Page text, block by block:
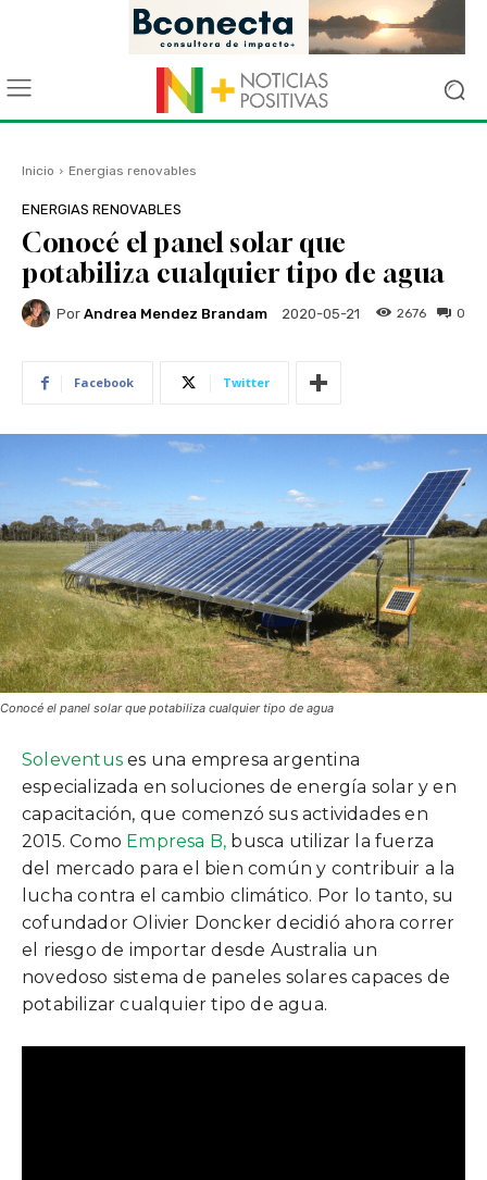
Inicio Energias renovables
ENERGIAS RENOVABLES
Conocé el panel solar que
potabiliza cualquier tipo de agua
Por Andrea Mendez Brandam 2020-05-21 0
2676
Facebook Twitter
Conocé el panel solar que potabiliza cualquier tipo de agua
Soleventus es una empresa argentina
especializada en soluciones de energía solar y en
capacitación, que comenzó sus actividades en
2015. Como Empresa B, busca utilizar la fuerza
del mercado para el bien común y contribuir a la
lucha contra el cambio climático. Por lo tanto, su
cofundador Olivier Doncker decidió ahora correr
el riesgo de importar desde Australia un
novedoso sistema de paneles solares capaces de
potabilizar cualquier tipo de agua.